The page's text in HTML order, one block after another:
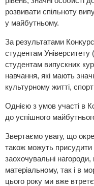
розвивати спільноту
у майбутньому.
За результатами
студентам
студентам випускних
навчання, які мають
культурному житті,
Однією з умов участі в
до успішного
Звертаємо увагу, що
також можуть присудити
заохочувальні
матеріальному, так і в
цього року ми вже